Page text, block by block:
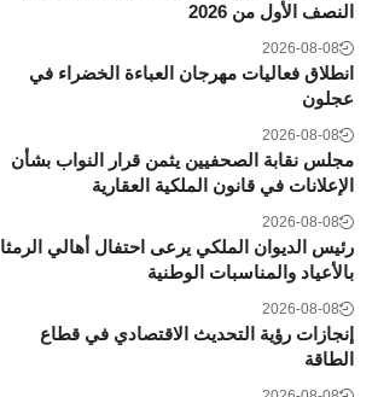
النصف الأول من 2026
2026-08-08
انطلاق فعاليات مهرجان العباءة الخضراء في
عجلون
2026-08-08
مجلس نقابة الصحفيين يثمن قرار النواب بشأن
الإعلانات في قانون الملكية العقارية
2026-08-08
رئيس الديوان الملكي يرعى احتفال أهالي الرمثا
بالأعياد والمناسبات الوطنية
2026-08-08
إنجازات رؤية التحديث الاقتصادي في قطاع
الطاقة